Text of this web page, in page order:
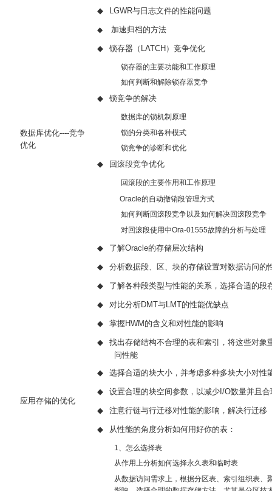
◆ LGWR与日志文件的性能问题
◆ 加速归档的方法
数据库优化----竞争
优化
◆ 锁存器（ LATCH）竞争优化
锁存器的主要功能和工作原理
如何判断和解除锁存器竞争
◆ 锁竞争的解决
数据库的锁机制原理
锁的分类和各种模式
锁竞争的诊断和优化
◆ 回滚段竞争优化
回滚段的主要作用和工作原理
Oracle的自动撤销段管理方式
如何判断回滚段竞争以及如何解决回滚段竞争
对回滚段使用中Ora-01555故障的分析与处理
应用存储的优化
◆ 了解Oracle的存储层次结构
◆ 分析数据段、区、块的存储设置对数据访问的
◆ 了解各种段类型与性能的关系，选择合适的段
◆ 对比分析DMT与LMT的性能优缺点
◆ 掌握HWM的含义和对性能的影响
◆
找出存储结构不合理的表和索引，将这些对象
问性能
◆
选择合适的块大小，并考虑多种多块大小对性
◆ 设置合理的块空间参数，以减少I/O数量并且
◆ 注意行链与行迁移对性能的影响，解决行迁移
◆ 从性能的角度分析如何用好你的表：
1
、怎么选择表
从作用上分析如何选择永久表和临时表
从数据访问需求上，根据分区表、索引组织表、